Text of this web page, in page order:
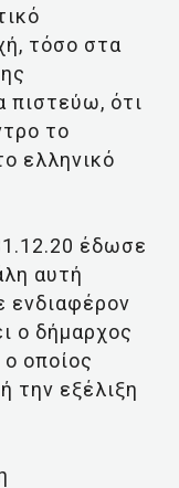
τόσο στα
πιστεύω, ότι
το
ελληνικό
έδωσε
αυτή
ενδιαφέρον
ο δήμαρχος
οποίος
την εξέλιξη